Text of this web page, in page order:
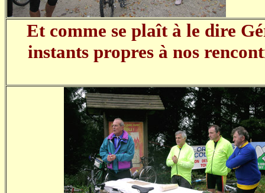
Et comme se plaît à le dire
instants propres à nos